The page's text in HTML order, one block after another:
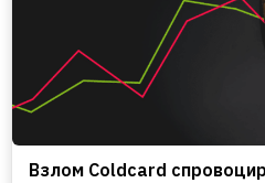
Взлом Coldcard